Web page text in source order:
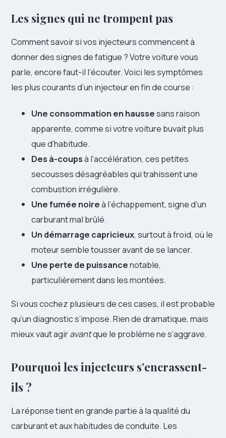
Les signes qui ne trompent pas
Comment savoir si vos injecteurs commencent à
donner des signes de fatigue ? Votre voiture vous
parle, encore faut-il l’écouter. Voici les symptômes
les plus courants d’un injecteur en fin de course :
Une consommation en haussesans raison
apparente, comme si votre voiture buvait plus
que d’habitude.
Des à-coupsà l’accélération, ces petites
secousses désagréables qui trahissent une
combustion irrégulière.
Une fumée noireà l’échappement, signe d’un
carburant mal brûlé.
Un démarrage capricieux, surtout à froid, où le
moteur semble tousser avant de se lancer.
Une perte de puissancenotable,
particulièrement dans les montées.
Si vous cochez plusieurs de ces cases, il est probable
qu’un diagnostic s’impose. Rien de dramatique, mais
mieux vaut agiravantque le problème ne s’aggrave.
Pourquoi les injecteurs s’encrassent-
ils ?
La réponse tient en grande partie à la qualité du
carburant et aux habitudes de conduite. Les